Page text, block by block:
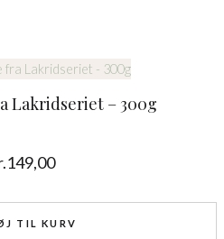
Lakridseriet – 300g
149,00
TIL KURV